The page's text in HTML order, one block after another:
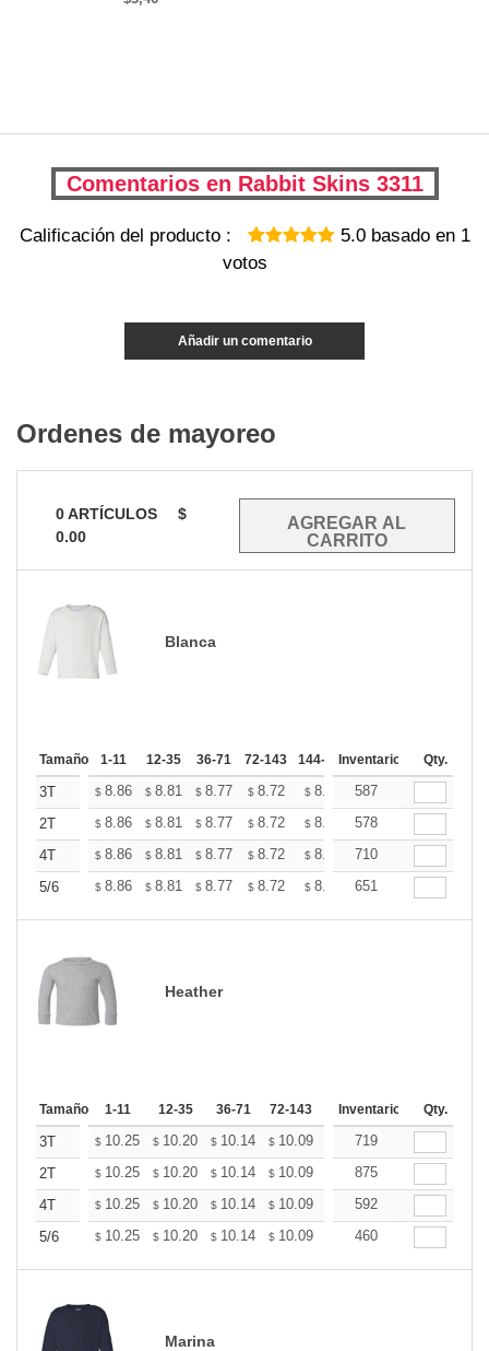
Comentarios en Rabbit Skins 3311
Calificación del producto : 5.0basado en 1
votos
Añadir un comentario
Ordenes de mayoreo
0ARTÍCULOS
$
0.00
Blanca
Tamaño 1-11 12-35 36-71 72-143 144-287 288 + Mas
Inventario Qty.
3T $ 8.86 $ 8.81 $ 8.77 $ 8.72 $ 8.68 $8.63
587
2T
$ 8.86 $ 8.81 $ 8.77 $ 8.72 $ 8.68 $8.63
578
4T
$ 8.86 $ 8.81 $ 8.77 $ 8.72 $ 8.68 $8.63
710
5/6
$ 8.86 $ 8.81 $ 8.77 $ 8.72 $ 8.68 $8.63
651
Heather
Tamaño 1-11 12-35 36-71 72-143 144-287 288 + Mas
Inventario Qty.
3T $ 10.25 $ 10.20 $ 10.14 $ 10.09 10.04
719
2T
$ 10.25 $ 10.20 $ 10.14 $ 10.09 10.04
875
4T
$ 10.25 $ 10.20 $ 10.14 $ 10.09 10.04
592
5/6
$ 10.25 $ 10.20 $ 10.14 $ 10.09 10.04
460
Marina